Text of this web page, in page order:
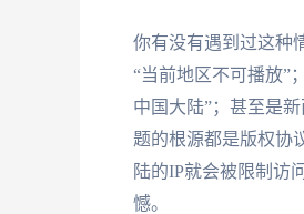
你有没有遇到过这种
“当前地区不可播放”
中国大陆”；甚至是
题的根源都是版权协
陆的IP就会被限制访
憾。